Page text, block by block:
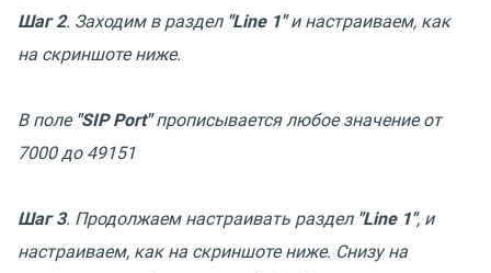
Шаг 2. Заходим в раздел "Line 1"и настраиваем, как
на скриншоте ниже.
В поле "SIP Port"прописывается любое значение от
7000 до 49151
Шаг 3. Продолжаем настраивать раздел "Line 1", и
настраиваем, как на скриншоте ниже. Снизу на